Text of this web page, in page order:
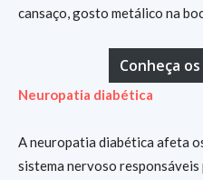
cansaço, gosto metálico na
Conheça
Neuropatia diabética
A neuropatia diabética afeta
sistema nervoso